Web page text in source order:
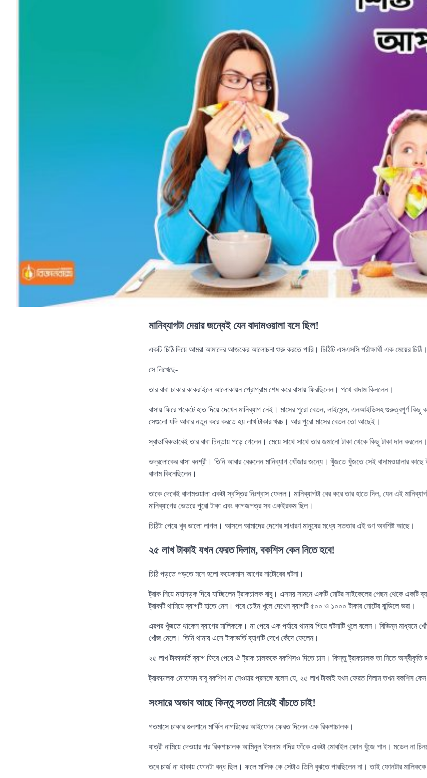
মানিব্যাগটা দেয়ার জন্যেই যেন বাদামওয়ালা বসে ছিল!
একটি চিঠি দিয়ে আমরা আমাদের আজকের আলোচনা শুরু করতে পারি। চিঠিটি এসএসসি পরীক্ষার্থী এক মেয়ের চিঠি।
সে লিখেছে-
তার বাবা ঢাকার কাকরাইলে আলোকায়ন প্রোগ্রাম শেষ করে বাসায় ফিরছিলেন। পথে বাদাম কিনলেন।
বাসায় ফিরে পকেটে হাত দিয়ে দেখেন মানিব্যাগ নেই। মাসের পুরো বেতন, লাইসেন্স, এনআইডিসহ গুরুত্বপূর্ণ কিছু
সেগুলো যদি আবার নতুন করে করতে হয় লাখ টাকার খরচ। আর পুরো মাসের বেতন তো আছেই।
স্বাভাবিকভাবেই তার বাবা চিন্তায় পড়ে গেলেন। মেয়ে সাথে সাথে তার জমানো টাকা থেকে কিছু টাকা দান করলেন।
ভদ্রলোকের বাসা বনশ্রী। তিনি আবার বেরুলেন মানিব্যাগ খোঁজার জন্যে। খুঁজতে খুঁজতে সেই বাদামওয়ালার
বাদাম কিনেছিলেন।
তাকে দেখেই বাদামওয়ালা একটা স্বস্তির নিঃশ্বাস ফেলল। মানিব্যাগটা বের করে তার হাতে দিল, যেন এই
মানিব্যাগের ভেতরে পুরো টাকা এবং কাগজপত্র সব একইরকম ছিল।
চিঠিটা পেয়ে খুব ভালো লাগল। আসলে আমাদের দেশের সাধারণ মানুষের মধ্যে সততার এই গুণ অবশিষ্ট আছে।
২৫ লাখ টাকাই যখন ফেরত দিলাম, বকশিস কেন নিতে হবে!
চিঠি পড়তে পড়তে মনে হলো কয়েকমাস আগের নাটোরের ঘটনা।
ট্রাক নিয়ে মহাসড়ক দিয়ে যাচ্ছিলেন ট্রাকচালক বাবু। এসময় সামনে একটি মোটর সাইকেলের পেছন থেকে একটি
ট্রাকটি থামিয়ে ব্যাগটি হাতে নেন। পরে চেইন খুলে দেখেন ব্যাগটি ৫০০ ও ১০০০ টাকার নোটের বান্ডিলে ভরা।
এরপর খুঁজতে থাকেন ব্যাগের মালিককে। না পেয়ে এক পর্যায়ে থানায় গিয়ে ঘটনাটি খুলে বলেন। বিভিন্ন মাধ্যমে
খোঁজ মেলে। তিনি থানায় এসে টাকাভর্তি ব্যাগটি দেখে কেঁদে ফেলেন।
২৫ লাখ টাকাভর্তি ব্যাগ ফিরে পেয়ে ঐ ট্রাক চালককে বকশিসও দিতে চান। কিন্তু ট্রাকচালক তা নিতে অস্বীকৃতি
ট্রাকচালক মোহাম্মদ বাবু বকশিশ না নেওয়ার প্রসঙ্গে বলেন যে, ২৫ লাখ টাকাই যখন ফেরত দিলাম তখন বকশিস
সংসারে অভাব আছে কিন্তু সততা নিয়েই বাঁচতে চাই!
গতমাসে ঢাকার গুলশানে মার্কিন নাগরিকের আইফোন ফেরত দিলেন এক রিকশাচালক।
যাত্রী নামিয়ে দেওয়ার পর রিকশাচালক আমিনুল ইসলাম গদির ফাঁকে একটা মোবাইল ফোন খুঁজে পান। মডেল না
তবে চার্জ না থাকায় ফোনটা বন্ধ ছিল। ফলে মালিক কে সেটাও তিনি বুঝতে পারছিলেন না। তাই ফোনটার